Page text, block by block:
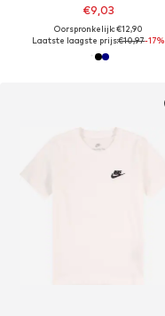
€9,03
Oorspronkelijk: €12,90
Laatste laagste prijs:€10,97-17%